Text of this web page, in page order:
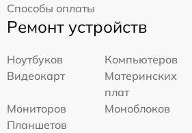
Способы оплаты
Ремонт устройств
Ноутбуков
Компьютеров
Видеокарт
Материнских
плат
Мониторов
Моноблоков
Планшетов